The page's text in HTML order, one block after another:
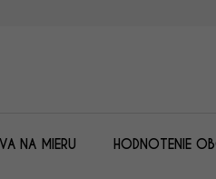
odstúpenie od zmluvy
NA MIERU HODNOTENIE